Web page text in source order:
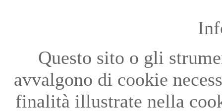
Questo sito o gli
avvalgono di cookie
finalità illustrate nella